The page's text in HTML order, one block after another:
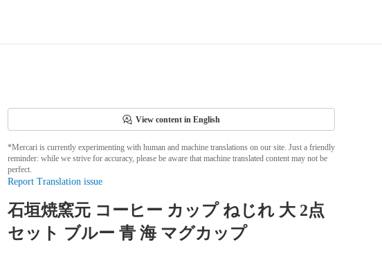
View content in English
*Mercari is currently experimenting with human and machine translations on our site. Just a friendly
reminder: while we strive for accuracy, please be aware that machine translated content may not be
perfect.
Report Translation issue
石垣焼窯元 コーヒー カップ ねじれ 大 2点
セット ブルー 青 海 マグカップ